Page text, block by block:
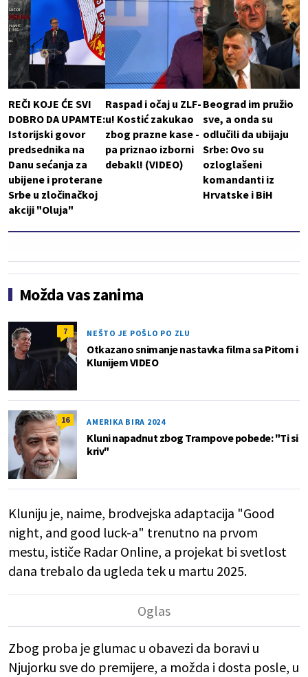
REČI KOJE ĆE SVI
DOBRO DA UPAMTE:
Istorijski govor
predsednika na
Danu sećanja za
ubijene i proterane
Srbe u zločinačkoj
akciji "Oluja"
Raspad i očaj u ZLF-
u! Kostić zakukao
zbog prazne kase -
pa priznao izborni
debakl! (VIDEO)
Beograd im pružio
sve, a onda su
odlučili da ubijaju
Srbe: Ovo su
ozloglašeni
komandanti iz
Hrvatske i BiH
Možda vas zanima
7 NEŠTO JE POŠLO PO ZLU
Otkazano snimanje nastavka filma sa Pitom i
Klunijem VIDEO
16 AMERIKA BIRA 2024
Kluni napadnut zbog Trampove pobede: "Ti si
kriv"
Kluniju je, naime, brodvejska adaptacija "Good
night, and good luck-a" trenutno na prvom
mestu, ističe Radar Online, a projekat bi svetlost
dana trebalo da ugleda tek u martu 2025.
Zbog proba je glumac u obavezi da boravi u
Njujorku sve do premijere, a možda i dosta posle, u